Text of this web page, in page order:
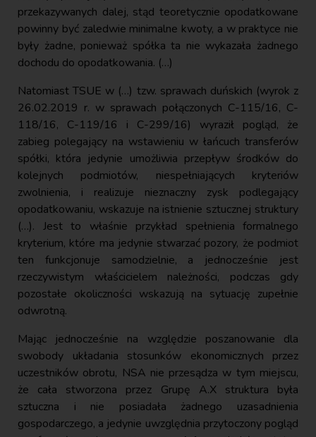
przekazywanych dalej, stąd teoretycznie opodatkowane
powinny być zaledwie minimalne kwoty, a w praktyce nie
były żadne, ponieważ spółka ta nie wykazała żadnego
dochodu do opodatkowania. (…)
Natomiast TSUE w (…) tzw. sprawach duńskich (wyrok z
26.02.2019 r. w sprawach połączonych C-115/16, C-
118/16, C-119/16 i C-299/16) wyraził pogląd, że
zabieg polegający na wstawieniu w łańcuch transferów
spółki, która jedynie umożliwia przepływ środków do
kolejnych podmiotów, niespełniających kryteriów
zwolnienia, i realizuje nieznaczny zysk podlegający
opodatkowaniu, wskazuje na istnienie sztucznej struktury
(…). Jest to właśnie przykład spełnienia formalnego
kryterium, które ma jedynie stwarzać pozory, że podmiot
ten funkcjonuje samodzielnie, a jednocześnie jest
rzeczywistym właścicielem należności, podczas gdy
pozostałe okoliczności wskazują na sytuację zupełnie
odwrotną.
Mając jednocześnie na względzie poszanowanie dla
swobody układania stosunków ekonomicznych przez
uczestników obrotu, NSA nie przesądza w tym miejscu,
że cała stworzona przez Grupę A.X struktura była
sztuczna i nie posiadała żadnego uzasadnienia
gospodarczego, a jedynie uwzględnia przytoczony pogląd